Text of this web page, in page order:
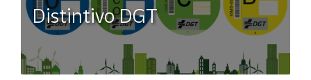
Distintivo DGT